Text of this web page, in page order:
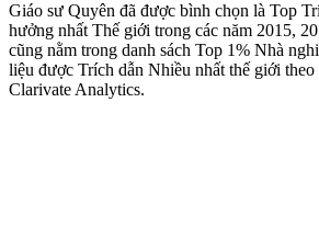
Giáo sư Quyên đã được bình chọn là Top
hưởng nhất Thế giới trong các năm 2015,
cũng nằm trong danh sách Top 1% Nhà
liệu được Trích dẫn Nhiều nhất thế giới theo
Clarivate Analytics.